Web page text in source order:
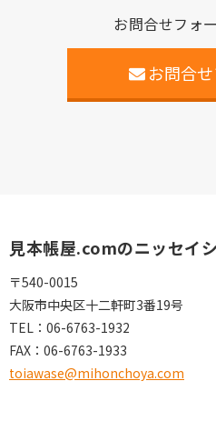
お問合せフォ
お問合
見本帳屋.comのニッセイ
〒540-0015
大阪市中央区十二軒町3番19号
TEL： 06-6763-1932
FAX： 06-6763-1933
toiawase@mihonchoya.com